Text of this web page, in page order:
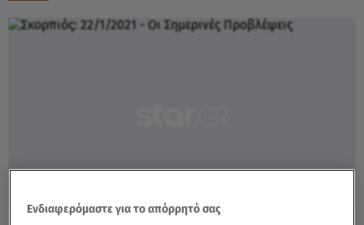
Ενδιαφερόμαστε για το απόρρητό σας